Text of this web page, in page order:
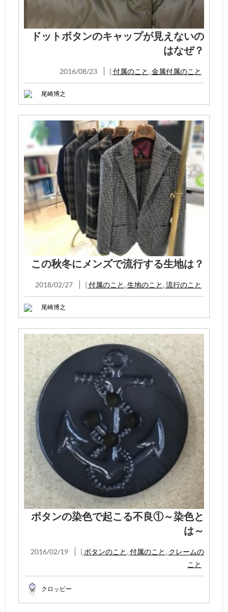
ドットボタンのキャップが見えないの
はなぜ？
2016/08/23 | 付属のこと , 金属付属のこと
尾崎博之
この秋冬にメンズで流行する生地は？
2018/02/27 | 付属のこと , 生地のこと , 流行のこと
尾崎博之
ボタンの染色で起こる不良①～染色と
は～
2016/02/19 | ボタンのこと , 付属のこと , クレームの
こと
クロッピー